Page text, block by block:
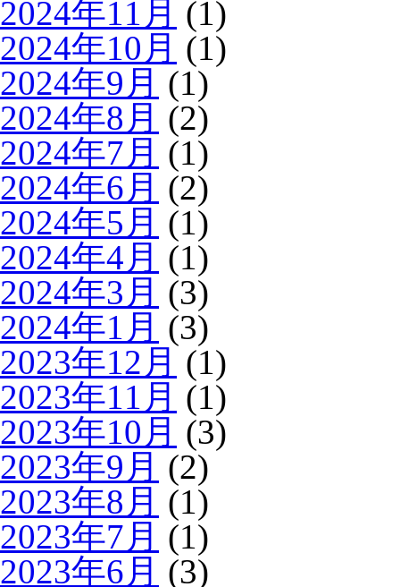
2024年11月 (1)
2024年10月 (1)
2024年9月 (1)
2024年8月 (2)
2024年7月 (1)
2024年6月 (2)
2024年5月 (1)
2024年4月 (1)
2024年3月 (3)
2024年1月 (3)
2023年12月 (1)
2023年11月 (1)
2023年10月 (3)
2023年9月 (2)
2023年8月 (1)
2023年7月 (1)
2023年6月 (3)